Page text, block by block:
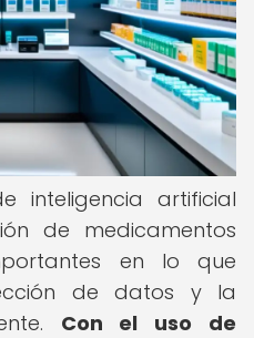
inteligencia artificial
de medicamentos
en lo que
de datos y la
Con el uso de